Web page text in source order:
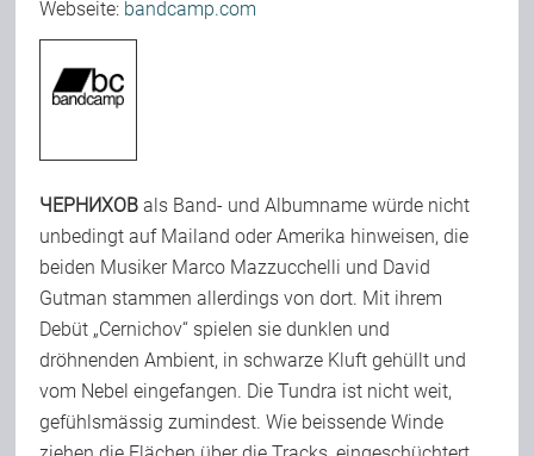
Join Us
Kalender
Playlisten
Webseite: bandcamp.com
ЧЕРНИХОВ als Band- und Albumname würde nicht
unbedingt auf Mailand oder Amerika hinweisen, die
beiden Musiker Marco Mazzucchelli und David
Gutman stammen allerdings von dort. Mit ihrem
Debüt „Cernichov“ spielen sie dunklen und
dröhnenden Ambient, in schwarze Kluft gehüllt und
vom Nebel eingefangen. Die Tundra ist nicht weit,
gefühlsmässig zumindest. Wie beissende Winde